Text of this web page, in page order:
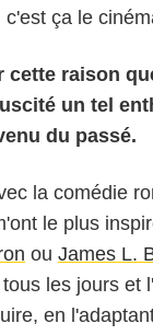
ça le
cette raison
un tel
du passé.
la comédie
le plus
ou James L.
les jours et
en